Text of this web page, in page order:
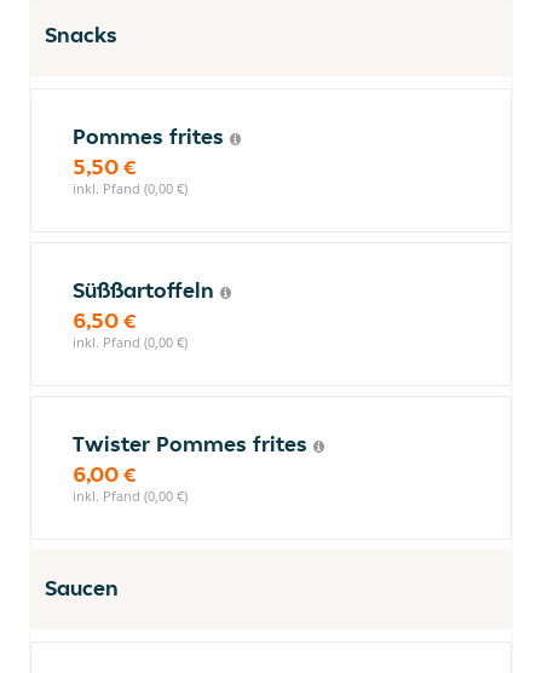
Snacks
Pommes frites
5,50 €
inkl. Pfand (0,00 €)
Süßßartoffeln
6,50 €
inkl. Pfand (0,00 €)
Twister Pommes frites
6,00 €
inkl. Pfand (0,00 €)
Saucen